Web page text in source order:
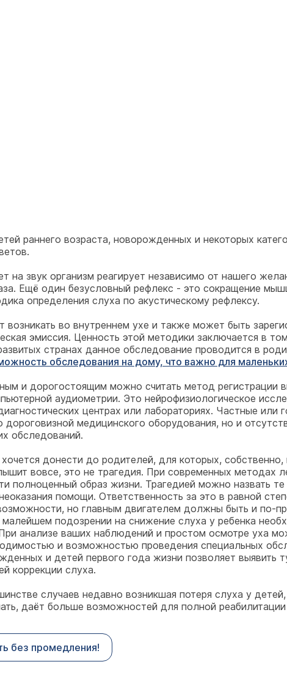
раннего возраста, новорожденных и некоторых
на звук организм реагирует независимо от нашего
Ещё один безусловный рефлекс - это сокращение
определения слуха по акустическому рефлексу.
во внутреннем ухе и также может быть
эмиссия. Ценность этой методики заключается в
странах данное обследование проводится в
обследования на дому, что важно для
и дорогостоящим можно считать метод регистрации
аудиометрии. Это нейрофизиологическое
центрах или лабораториях. Частные
дороговизной медицинского оборудования, но и
обследований.
донести до родителей, для которых,
вовсе, это не трагедия. При современных методах
полноценный образ жизни. Трагедией можно назвать
помощи. Ответственность за это в равной
но главным двигателем должны быть и по-
подозрении на снижение слуха у ребенка
анализе ваших наблюдений и простом осмотре уха
и возможностью проведения специальных
и детей первого года жизни позволяет выявить
коррекции слуха.
случаев недавно возникшая потеря слуха у
даёт больше возможностей для полной реабилитации
без промедления!